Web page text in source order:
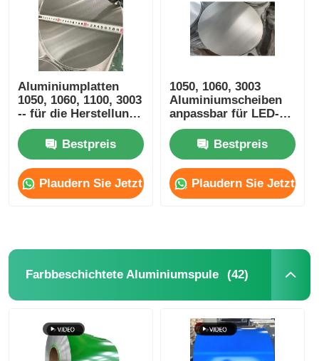
Aluminiumplatten
1050, 1060, 1100, 3003
-- für die Herstellung
von Aluminiumdosen,
-schalen, -schalen
und -flaschen
Bestpreis
Plaudern Sie Jetzt
1050, 1060, 3003
Aluminiumscheiben
anpassbar für LED-
Wärmeabnehmer,
Reflektor-Substrate
und
Wärmemanagement
Bestpreis
Plaudern Sie Jetzt
Farbbeschichtete Aluminiumspule (42)